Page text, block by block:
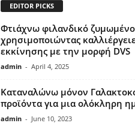
EDITOR PICKS
Φτιάχνω φιλανδικό
χρησιμοποιώντας
εκκίνησης με την μορφή DVS
admin - April 4, 2025
Καταναλώνω μόνον
προϊόντα για μια ολόκληρη
admin - June 10, 2023